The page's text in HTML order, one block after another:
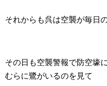
それからも呉は空襲が毎日
その日も空襲警報で防空壕
むらに鷺がいるのを見て